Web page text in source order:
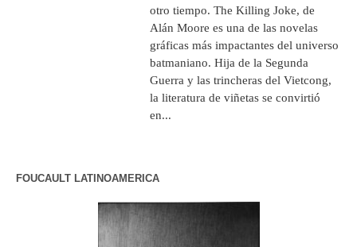
otro tiempo. The Killing Joke, de
Alán Moore es una de las novelas
gráficas más impactantes del universo
batmaniano. Hija de la Segunda
Guerra y las trincheras del Vietcong,
la literatura de viñetas se convirtió
en...
FOUCAULT LATINOAMERICA